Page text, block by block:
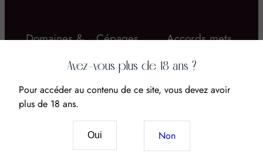
Domaines &
Cépages
nouveau mariage
Accords mets
Avez-vous plus de 18 ans ?
Pour accéder au contenu de ce site, vous devez avoir
plus de 18 ans.
Oui Non